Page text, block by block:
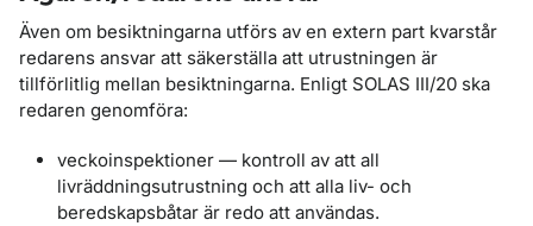
Även om besiktningarna utförs av en extern part kvarstår
redarens ansvar att säkerställa att utrustningen är
tillförlitlig mellan besiktningarna. Enligt SOLAS III/20 ska
redaren genomföra:
veckoinspektioner — kontroll av att all
livräddningsutrustning och att alla liv- och
beredskapsbåtar är redo att användas.